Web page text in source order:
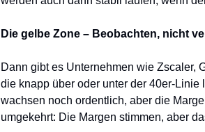
Die gelbe Zone – Beobachten, nicht
Dann gibt es Unternehmen wie Zscaler,
die knapp über oder unter der 40er-
wachsen noch ordentlich, aber die
umgekehrt: Die Margen stimmen, aber